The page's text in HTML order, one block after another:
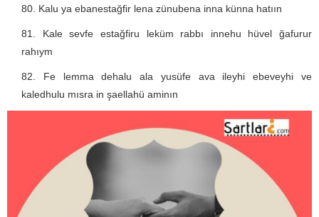
Kalu ya ebanestağfir lena zünubena inna künna hatıın
Kale sevfe estağfiru leküm rabbı innehu hüvel ğafurur
rahıym
Fe lemma dehalu ala yusüfe ava ileyhi ebeveyhi ve
kaledhulu mısra in şaellahü aminın